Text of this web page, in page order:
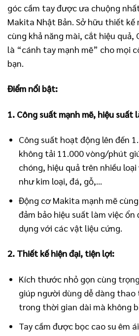
góc cầm tay được ưa chuộng
Makita Nhật Bản. Sở hữu thiết kế
cùng khả năng mài, cắt hiệu quả,
là “cánh tay mạnh mẽ” cho mọi
bạn.
Điểm nổi bật:
1. Công suất mạnh mẽ, hiệu suất
Công suất hoạt động lên đến
không tải 11.000 vòng/phút
chóng, hiệu quả trên nhiều
như kim loại, đá, gỗ,…
Động cơ Makita mạnh mẽ
đảm bảo hiệu suất làm việc ổn
dụng với các vật liệu cứng.
2. Thiết kế hiện đại, tiện lợi:
Kích thước nhỏ gọn cùng
giúp người dùng dễ dàng thao
trong thời gian dài mà không
Tay cầm được bọc cao su êm